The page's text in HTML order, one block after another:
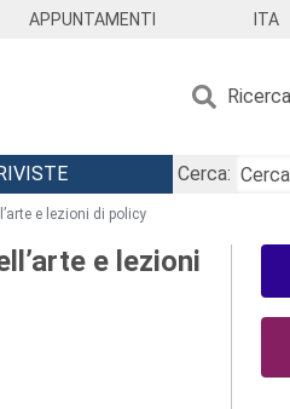
APPUNTAMENTI ITA
Cerca:
e lezioni di policy
e lezioni